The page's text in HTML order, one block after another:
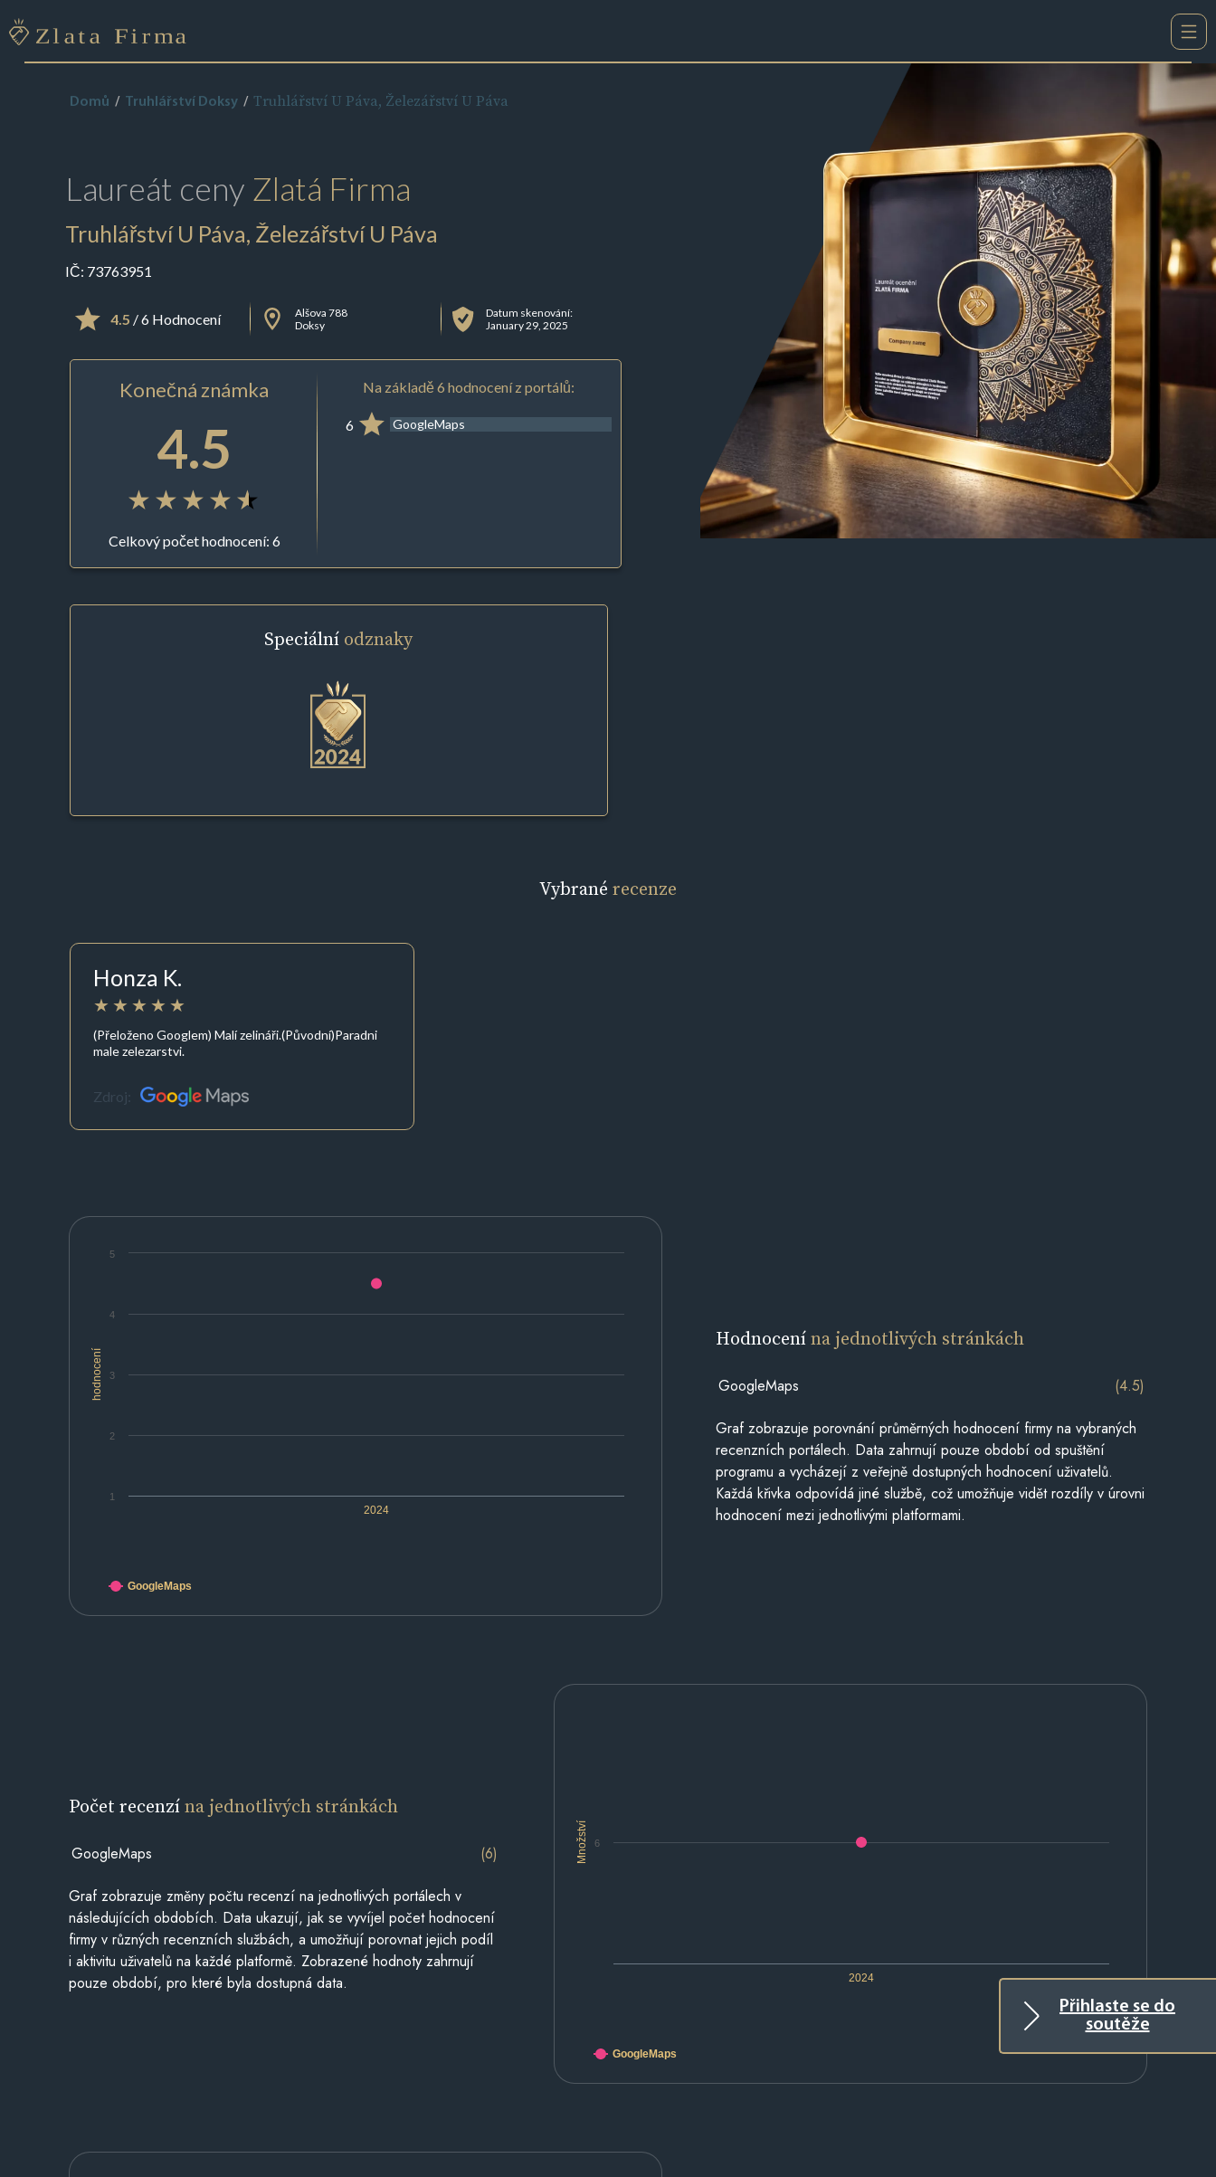
Přihlaste se do
soutěže
Domů Truhlářství Doksy Truhlářství U Páva, Železářství U Páva
Laureát ceny Zlatá Firma
Truhlářství U Páva, Železářství U Páva
IČ: 73763951
4.5 / 6 Hodnocení
Alšova 788
Doksy
Datum skenování:
January 29, 2025
Konečná známka
4.5
Celkový počet hodnocení: 6
Na základě 6 hodnocení z portálů:
6 GoogleMaps
Speciální odznaky
Vybrané recenze
Honza K.
(Přeloženo Googlem) Malí zelináři.(Původní)Paradni
male zelezarstvi.
Zdroj:
hodnocení
2024
1
2
3
4
5
GoogleMaps
Hodnocenína jednotlivých stránkách
GoogleMaps (4.5)
Graf zobrazuje porovnání průměrných hodnocení firmy na vybraných
recenzních portálech. Data zahrnují pouze období od spuštění
programu a vycházejí z veřejně dostupných hodnocení uživatelů.
Každá křivka odpovídá jiné službě, což umožňuje vidět rozdíly v úrovni
hodnocení mezi jednotlivými platformami.
Množství
2024
6
GoogleMaps
Počet recenzína jednotlivých stránkách
GoogleMaps (6)
Graf zobrazuje změny počtu recenzí na jednotlivých portálech v
následujících obdobích. Data ukazují, jak se vyvíjel počet hodnocení
firmy v různých recenzních službách, a umožňují porovnat jejich podíl
i aktivitu uživatelů na každé platformě. Zobrazené hodnoty zahrnují
pouze období, pro které byla dostupná data.